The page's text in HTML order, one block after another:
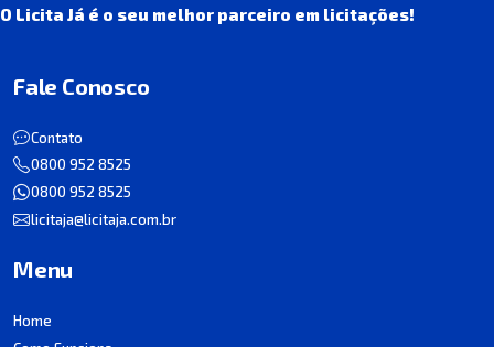
O Licita Já é o seu melhor parceiro em licitações!
Fale Conosco
Contato
0800 952 8525
0800 952 8525
licitaja@licitaja.com.br
Menu
Home